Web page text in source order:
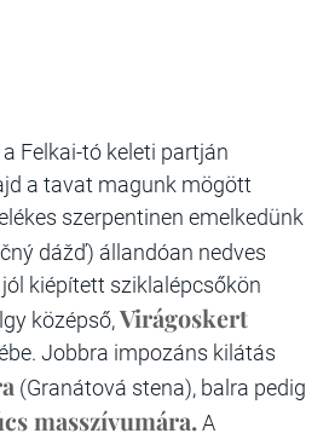
Felkai-tó keleti partján
a tavat magunk mögött
szerpentinen emelkedünk
dážď) állandóan nedves
kiépített sziklalépcsőkön
középső,Virágoskert
Jobbra impozáns kilátás
(Granátová stena), balra pedig
masszívumára.A